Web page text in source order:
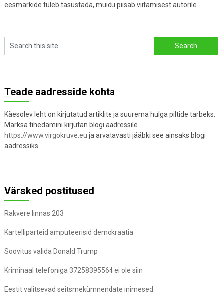
eesmärkide tuleb tasustada, muidu piisab viitamisest autorile.
Teade aadresside kohta
Käesolev leht on kirjutatud artiklite ja suurema hulga piltide tarbeks.
Märksa tihedamini kirjutan blogi aadressile
https://www.virgokruve.eu ja arvatavasti jääbki see ainsaks blogi
aadressiks
Värsked postitused
Rakvere linnas 203
Kartelliparteid amputeerisid demokraatia
Soovitus valida Donald Trump
Kriminaal telefoniga 37258395564 ei ole siin
Eestit valitsevad seitsmekümnendate inimesed